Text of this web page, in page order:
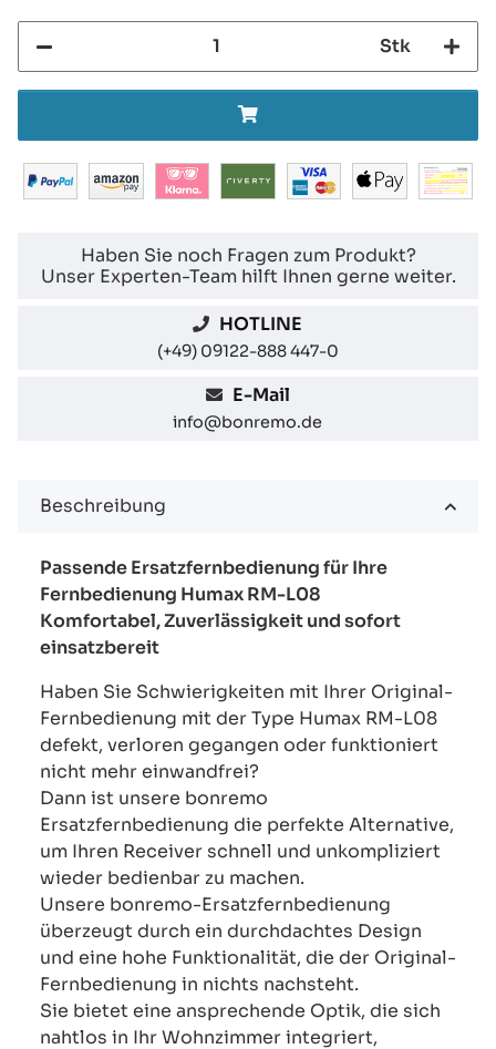
Stk
Haben Sie noch Fragen zum Produkt?
Unser Experten-Team hilft Ihnen gerne weiter.
HOTLINE
(+49) 09122-888 447-0
E-Mail
info@bonremo.de
Beschreibung
Passende Ersatzfernbedienung für Ihre
Fernbedienung Humax RM-L08
Komfortabel, Zuverlässigkeit und sofort
einsatzbereit
Haben Sie Schwierigkeiten mit Ihrer Original-
Fernbedienung mit der Type Humax RM-L08
defekt, verloren gegangen oder funktioniert
nicht mehr einwandfrei?
Dann ist unsere bonremo
Ersatzfernbedienung die perfekte Alternative,
um Ihren Receiver schnell und unkompliziert
wieder bedienbar zu machen.
Unsere bonremo-Ersatzfernbedienung
überzeugt durch ein durchdachtes Design
und eine hohe Funktionalität, die der Original-
Fernbedienung in nichts nachsteht.
Sie bietet eine ansprechende Optik, die sich
nahtlos in Ihr Wohnzimmer integriert,